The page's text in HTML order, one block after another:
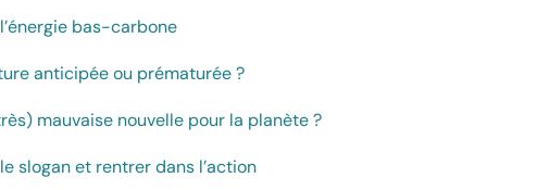
bas-carbone
anticipée ou prématurée ?
mauvaise nouvelle pour la planète ?
slogan et rentrer dans l’action